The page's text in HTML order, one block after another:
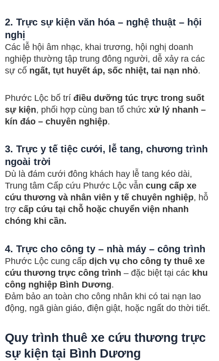
2. Trực sự kiện văn hóa – nghệ thuật – hội
nghị
Các lễ hội âm nhạc, khai trương, hội nghị doanh
nghiệp thường tập trung đông người, dễ xảy ra các
sự cố ngất, tụt huyết áp, sốc nhiệt, tai nạn nhỏ.
Phước Lộc bố trí điều dưỡng túc trực trong suốt
sự kiện, phối hợp cùng ban tổ chức xử lý nhanh –
kín đáo – chuyên nghiệp.
3. Trực y tế tiệc cưới, lễ tang, chương trình
ngoài trời
Dù là đám cưới đông khách hay lễ tang kéo dài,
Trung tâm Cấp cứu Phước Lộc vẫn cung cấp xe
cứu thương và nhân viên y tế chuyên nghiệp, hỗ
trợ cấp cứu tại chỗ hoặc chuyển viện nhanh
chóng khi cần.
4. Trực cho công ty – nhà máy – công trình
Phước Lộc cung cấp dịch vụ cho công ty thuê xe
cứu thương trực công trình – đặc biệt tại các khu
công nghiệp Bình Dương.
Đảm bảo an toàn cho công nhân khi có tai nạn lao
động, ngã giàn giáo, điện giật, hoặc ngất do thời tiết.
Quy trình thuê xe cứu thương trực
sự kiện tại Bình Dương